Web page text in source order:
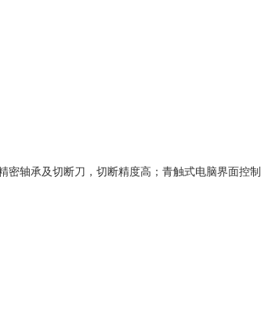
轴承及切断刀，切断精度高；青触式电脑界面控